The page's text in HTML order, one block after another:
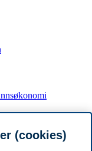
(cookies)